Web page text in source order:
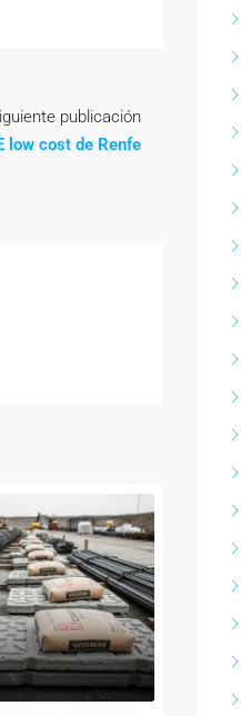
publicación
low cost de Renfe